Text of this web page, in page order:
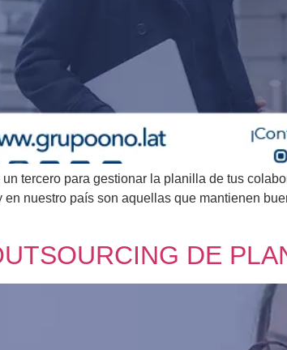
tercero para gestionar la planilla de tus
nuestro país son aquellas que mantienen
DE